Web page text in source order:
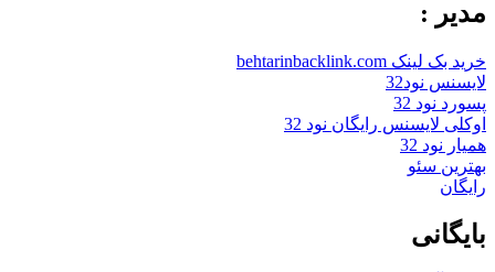
مدیر :
خرید بک لینک behtarinbacklink.com
لایسنس نود32
پسورد نود 32
اوکلی لایسنس رایگان نود 32
همیار نود 32
بهترین سئو
رایگان
بایگانی